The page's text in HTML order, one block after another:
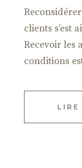
clients s’est
Recevoir les
conditions
LIRE